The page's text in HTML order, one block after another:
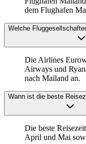
dem Flughafen
Welche
Die Airlines
Airways und
nach Mailand an.
Wann ist die beste
Die beste
April und Mai